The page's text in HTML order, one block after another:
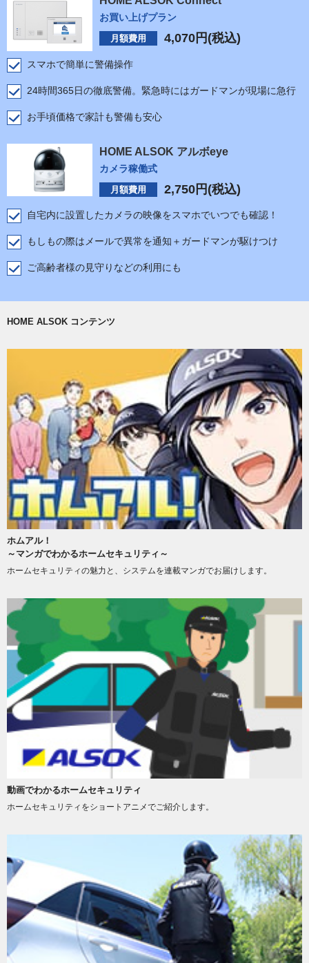
お買い上げプラン
月額費用 4,070 円(税込)
スマホで簡単に警備操作
24時間365日の徹底警備。緊急時にはガードマンが現場に急行
お手頃価格で家計も警備も安心
HOME ALSOK アルボeye
カメラ稼働式
月額費用 2,750 円(税込)
自宅内に設置したカメラの映像をスマホでいつでも確認！
もしもの際はメールで異常を通知＋ガードマンが駆けつけ
ご高齢者様の見守りなどの利用にも
HOME ALSOK コンテンツ
ホムアル！
～マンガでわかるホームセキュリティ～
ホームセキュリティの魅力と、システムを連載マンガでお届けします。
動画でわかるホームセキュリティ
ホームセキュリティをショートアニメでご紹介します。